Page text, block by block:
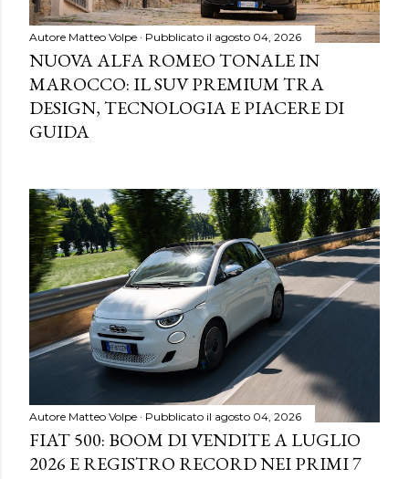
Autore Matteo Volpe Pubblicato il agosto 04, 2026
NUOVA ALFA ROMEO TONALE IN
MAROCCO: IL SUV PREMIUM TRA
DESIGN, TECNOLOGIA E PIACERE DI
GUIDA
Autore Matteo Volpe Pubblicato il agosto 04, 2026
FIAT 500: BOOM DI VENDITE A LUGLIO
2026 E REGISTRO RECORD NEI PRIMI 7